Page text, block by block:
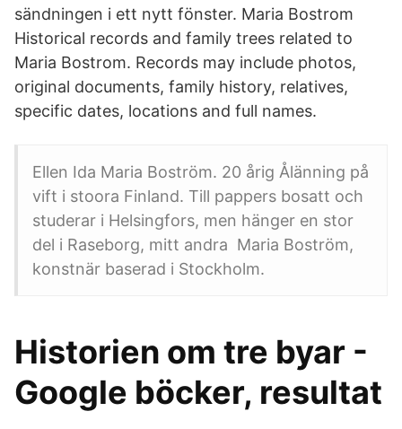
sändningen i ett nytt fönster. Maria Bostrom
Historical records and family trees related to
Maria Bostrom. Records may include photos,
original documents, family history, relatives,
specific dates, locations and full names.
Ellen Ida Maria Boström. 20 årig Ålänning på
vift i stoora Finland. Till pappers bosatt och
studerar i Helsingfors, men hänger en stor
del i Raseborg, mitt andra Maria Boström,
konstnär baserad i Stockholm.
Historien om tre byar -
Google böcker, resultat